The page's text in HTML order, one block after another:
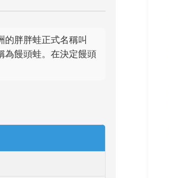
胖胖蛙正式名稱叫
為饅頭蛙。在決定饅頭